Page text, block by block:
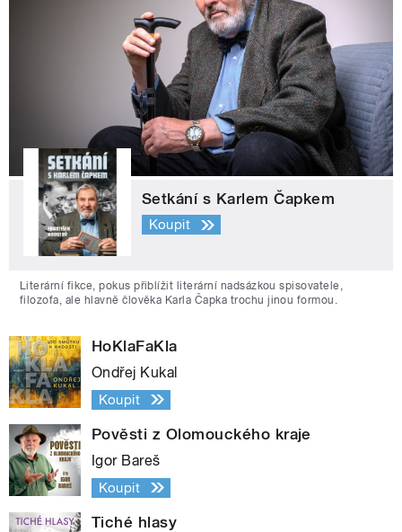
Setkání s Karlem Čapkem
Koupit
Literární fikce, pokus přiblížit literární nadsázkou spisovatele,
filozofa, ale hlavně člověka Karla Čapka trochu jinou formou.
HoKlaFaKla
Ondřej Kukal
Koupit
Pověsti z Olomouckého kraje
Igor Bareš
Koupit
Tiché hlasy